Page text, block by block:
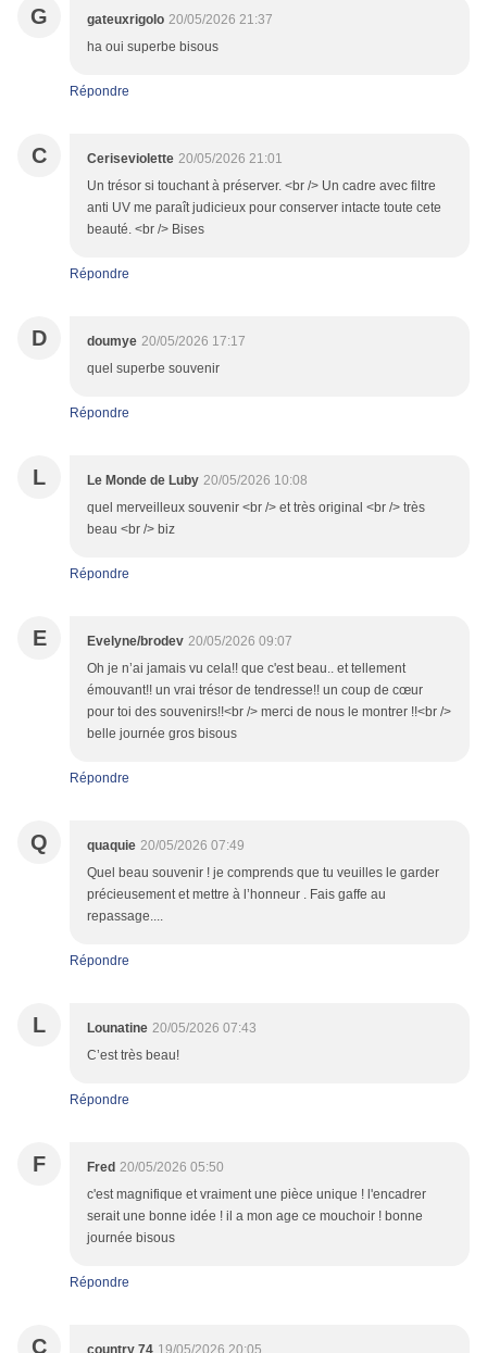
G gateuxrigolo 20/05/2026 21:37
ha oui superbe bisous
Répondre
C Ceriseviolette 20/05/2026 21:01
Un trésor si touchant à préserver. <br /> Un cadre avec filtre
anti UV me paraît judicieux pour conserver intacte toute cete
beauté. <br /> Bises
Répondre
D doumye 20/05/2026 17:17
quel superbe souvenir
Répondre
L Le Monde de Luby 20/05/2026 10:08
quel merveilleux souvenir <br /> et très original <br /> très
beau <br /> biz
Répondre
E Evelyne/brodev 20/05/2026 09:07
Oh je n’ai jamais vu cela!! que c'est beau.. et tellement
émouvant!! un vrai trésor de tendresse!! un coup de cœur
pour toi des souvenirs!!<br /> merci de nous le montrer !!<br />
belle journée gros bisous
Répondre
Q quaquie 20/05/2026 07:49
Quel beau souvenir ! je comprends que tu veuilles le garder
précieusement et mettre à l’honneur . Fais gaffe au
repassage....
Répondre
L Lounatine 20/05/2026 07:43
C’est très beau!
Répondre
F Fred 20/05/2026 05:50
c'est magnifique et vraiment une pièce unique ! l'encadrer
serait une bonne idée ! il a mon age ce mouchoir ! bonne
journée bisous
Répondre
C country 74 19/05/2026 20:05